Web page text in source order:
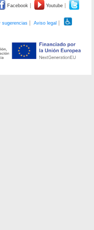
Facebook Youtube
sugerencias
Aviso legal